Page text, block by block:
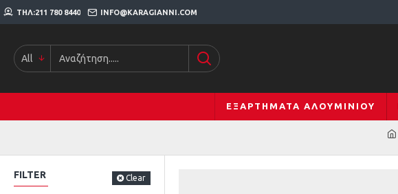
ΤΗΛ:211 780 8440 INFO@KARAGIANNI.COM
All
ΕΞΑΡΤΉΜΑΤΑ ΑΛΟΥΜΙΝΊΟΥ
FILTER Clear